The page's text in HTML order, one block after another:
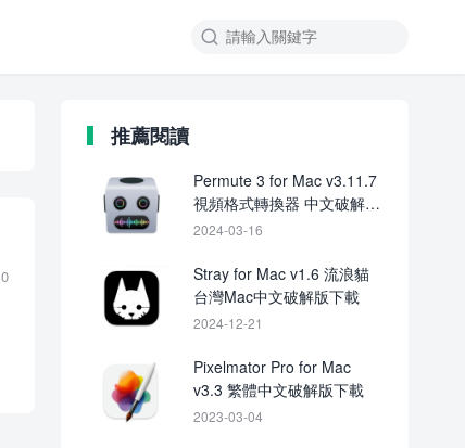

0
推薦閱讀
Permute 3 for Mac v3.11.7
視頻格式轉換器 中文破解版
下載
2024-03-16
Stray for Mac v1.6 流浪貓
台灣Mac中文破解版下載
2024-12-21
Pixelmator Pro for Mac
v3.3 繁體中文破解版下載
2023-03-04